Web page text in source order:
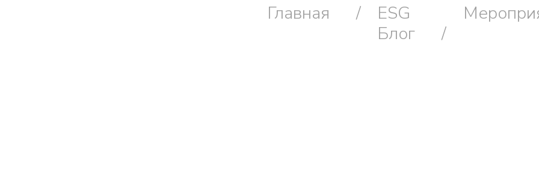
Главная
ESG
Блог